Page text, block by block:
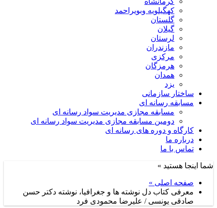
کهگیلویه وبویراحمد
گلستان
گیلان
لرستان
مازندران
مرکزی
هرمزگان
همدان
یزد
ساختار سازمانی
مسابقه رسانه ای
مسابقه مجازی مدیریت سواد رسانه ای
دومین مسابقه مجازی مدیریت سواد رسانه ای
کارگاه و دوره های رسانه ای
درباره ما
تماس با ما
شما اینجا هستید »
صفحه اصلی »
معرفی کتاب دل نوشته ها و جغرافیا، نوشته دکتر حسن
صادقی یونسی / علیرضا محمودی فرد